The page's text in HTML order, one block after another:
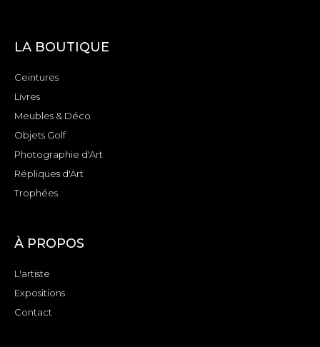
LA BOUTIQUE
Ceintures
Livres
Meubles & Déco
Objets Golf
Photographie d'Art
Répliques d'Art
Trophées
À PROPOS
L'artiste
Expositions
Contact